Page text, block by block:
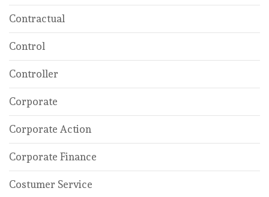
Contractual
Control
Controller
Corporate
Corporate Action
Corporate Finance
Costumer Service